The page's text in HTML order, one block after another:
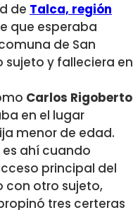
de Talca, región
que esperaba
de San
y falleciera en
Carlos Rigoberto
en el lugar
menor de edad.
es ahí cuando
principal del
con otro sujeto,
tres certeras